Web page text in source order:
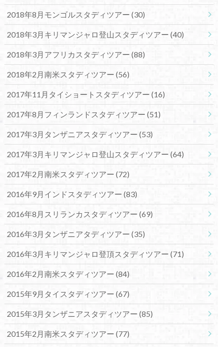
2018年8月モンゴルスタディツアー (30)
2018年3月キリマンジャロ登山スタディツアー (40)
2018年3月アフリカスタディツアー (88)
2018年2月南米スタディツアー (56)
2017年11月タイショートスタディツアー (16)
2017年8月フィンランドスタディツアー (51)
2017年3月タンザニアスタディツアー (53)
2017年3月キリマンジャロ登山スタディツアー (64)
2017年2月南米スタディツアー (72)
2016年9月インドスタディツアー (83)
2016年8月スリランカスタディツアー (69)
2016年3月タンザニアタディツアー (35)
2016年3月キリマンジャロ登頂スタディツアー (71)
2016年2月南米スタディツアー (84)
2015年9月タイスタディツアー (67)
2015年3月タンザニアスタディツアー (85)
2015年2月南米スタディツアー (77)